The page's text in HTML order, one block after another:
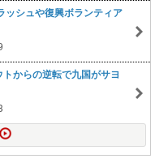
ッシュや復興ボランティア
からの逆転で九国がサヨ